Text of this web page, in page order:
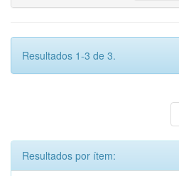
Resultados 1-3 de 3.
Resultados por ítem: